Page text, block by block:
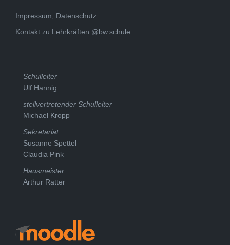
Impressum, Datenschutz
Kontakt zu Lehrkräften @bw.schule
Schulleiter
Ulf Hannig
stellvertretender Schulleiter
Michael Kropp
Sekretariat
Susanne Spettel
Claudia Pink
Hausmeister
Arthur Ratter